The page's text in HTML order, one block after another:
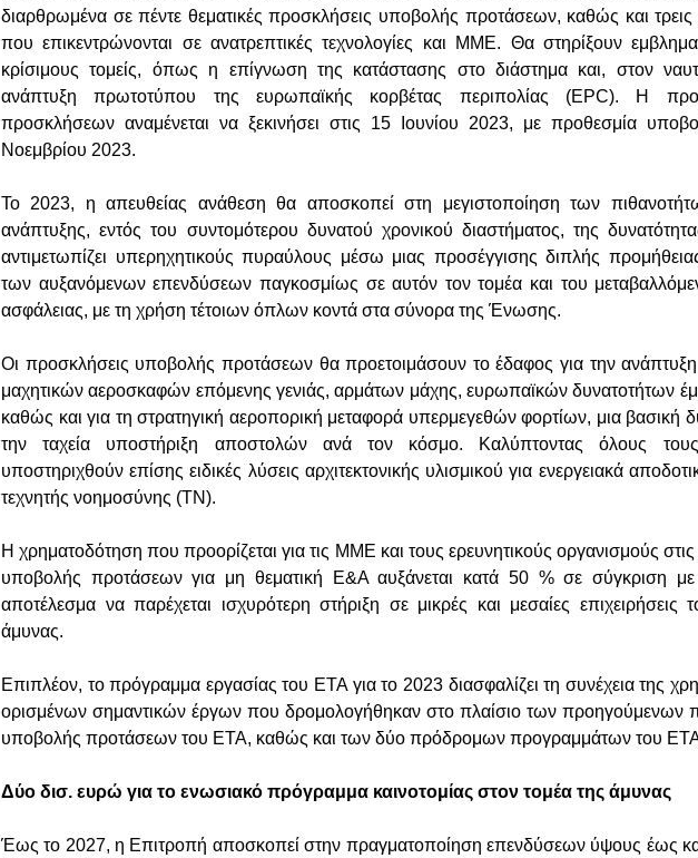
διαρθρωμένα σε πέντε θεματικές προσκλήσεις υποβολής προτάσεων, καθώς και τρεις
που επικεντρώνονται σε ανατρεπτικές τεχνολογίες και ΜΜΕ. Θα στηρίξουν
κρίσιμους τομείς, όπως η επίγνωση της κατάστασης στο διάστημα και, στον
ανάπτυξη πρωτοτύπου της ευρωπαϊκής κορβέτας περιπολίας (EPC). Η
προσκλήσεων αναμένεται να ξεκινήσει στις 15 Ιουνίου 2023, με προθεσμία
Νοεμβρίου 2023.
Το 2023, η απευθείας ανάθεση θα αποσκοπεί στη μεγιστοποίηση των
ανάπτυξης, εντός του συντομότερου δυνατού χρονικού διαστήματος, της
αντιμετωπίζει υπερηχητικούς πυραύλους μέσω μιας προσέγγισης διπλής
των αυξανόμενων επενδύσεων παγκοσμίως σε αυτόν τον τομέα και του
ασφάλειας, με τη χρήση τέτοιων όπλων κοντά στα σύνορα της Ένωσης.
Οι προσκλήσεις υποβολής προτάσεων θα προετοιμάσουν το έδαφος για την
μαχητικών αεροσκαφών επόμενης γενιάς, αρμάτων μάχης, ευρωπαϊκών δυνατοτήτων
καθώς και για τη στρατηγική αεροπορική μεταφορά υπερμεγεθών φορτίων, μια βασική
την ταχεία υποστήριξη αποστολών ανά τον κόσμο. Καλύπτοντας όλους
υποστηριχθούν επίσης ειδικές λύσεις αρχιτεκτονικής υλισμικού για ενεργειακά
τεχνητής νοημοσύνης (ΤΝ).
Η χρηματοδότηση που προορίζεται για τις ΜΜΕ και τους ερευνητικούς οργανισμούς
υποβολής προτάσεων για μη θεματική Ε&Α αυξάνεται κατά 50 % σε σύγκριση
αποτέλεσμα να παρέχεται ισχυρότερη στήριξη σε μικρές και μεσαίες επιχειρήσεις
άμυνας.
Επιπλέον, το πρόγραμμα εργασίας του ΕΤΑ για το 2023 διασφαλίζει τη συνέχεια της
ορισμένων σημαντικών έργων που δρομολογήθηκαν στο πλαίσιο των προηγούμενων
υποβολής προτάσεων του ΕΤΑ, καθώς και των δύο πρόδρομων προγραμμάτων του
Δύο δισ. ευρώ για το ενωσιακό πρόγραμμα καινοτομίας στον τομέα της άμυνας
Έως το 2027, η Επιτροπή αποσκοπεί στην πραγματοποίηση επενδύσεων ύψους έως